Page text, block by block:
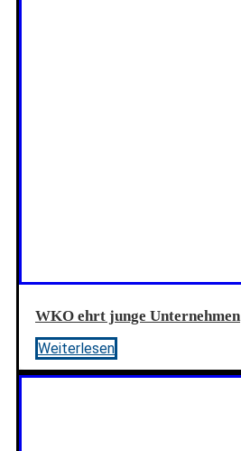
WKO ehrt junge Unternehmen
Weiterlesen